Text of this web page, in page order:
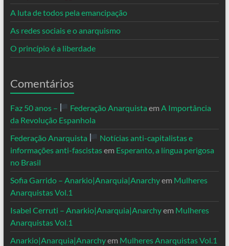
A luta de todos pela emancipação
As redes sociais e o anarquismo
O princípio é a liberdade
Comentários
Faz 50 anos – Federação Anarquista em A Importância
da Revolução Espanhola
Federação Anarquista
Notícias anti-capitalistas e
informações anti-fascistasem Esperanto, a língua perigosa
no Brasil
Sofia Garrido – Anarkio|Anarquia|Anarchyem Mulheres
Anarquistas Vol.1
Isabel Cerruti – Anarkio|Anarquia|Anarchyem Mulheres
Anarquistas Vol.1
Anarkio|Anarquia|Anarchyem Mulheres Anarquistas Vol.1